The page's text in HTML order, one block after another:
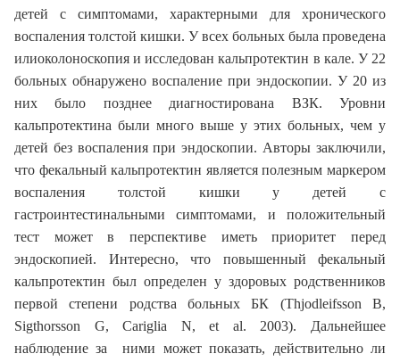
детей с симптомами, характерными для хронического
воспаления толстой кишки. У всех больных была проведена
илиоколоноскопия и исследован кальпротектин в кале. У 22
больных обнаружено воспаление при эндоскопии. У 20 из
них было позднее диагностирована ВЗК. Уровни
кальпротектина были много выше у этих больных, чем у
детей без воспаления при эндоскопии. Авторы заключили,
что фекальный кальпротектин является полезным маркером
воспаления толстой кишки у детей с
гастроинтестинальными симптомами, и положительный
тест может в перспективе иметь приоритет перед
эндоскопией. Интересно, что повышенный фекальный
кальпротектин был определен у здоровых родственников
первой степени родства больных БК (Тhjodleifsson B,
Sigthorsson G, Cariglia N, et al. 2003). Дальнейшее
наблюдение за ними может показать, действительно ли